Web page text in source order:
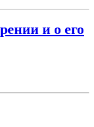
и о его